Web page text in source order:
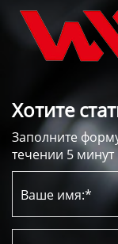
Хотите
Заполните
течении 5 минут